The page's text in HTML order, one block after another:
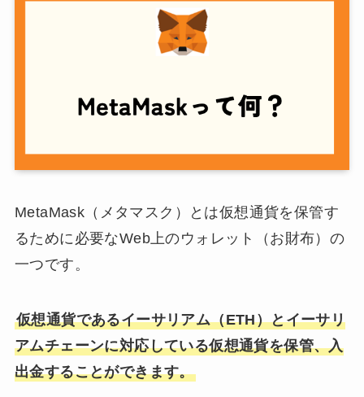
MetaMask（メタマスク）とは仮想通貨を保管す
るために必要なWeb上のウォレット（お財布）の
一つです。
仮想通貨であるイーサリアム（ETH）とイーサリ
アムチェーンに対応している仮想通貨を保管、入
出金することができます。